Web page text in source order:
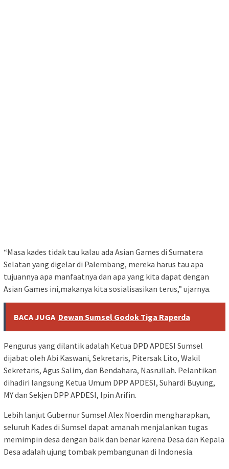
“Masa kades tidak tau kalau ada Asian Games di Sumatera
Selatan yang digelar di Palembang, mereka harus tau apa
tujuannya apa manfaatnya dan apa yang kita dapat dengan
Asian Games ini,makanya kita sosialisasikan terus,” ujarnya.
BACA JUGA Dewan Sumsel Godok Tiga Raperda
Pengurus yang dilantik adalah Ketua DPD APDESI Sumsel
dijabat oleh Abi Kaswani, Sekretaris, Pitersak Lito, Wakil
Sekretaris, Agus Salim, dan Bendahara, Nasrullah. Pelantikan
dihadiri langsung Ketua Umum DPP APDESI, Suhardi Buyung,
MY dan Sekjen DPP APDESI, Ipin Arifin.
Lebih lanjut Gubernur Sumsel Alex Noerdin mengharapkan,
seluruh Kades di Sumsel dapat amanah menjalankan tugas
memimpin desa dengan baik dan benar karena Desa dan Kepala
Desa adalah ujung tombak pembangunan di Indonesia.